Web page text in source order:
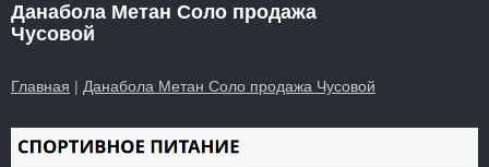
Данабола Метан Соло продажа
Чусовой
Главная | Данабола Метан Соло продажа Чусовой